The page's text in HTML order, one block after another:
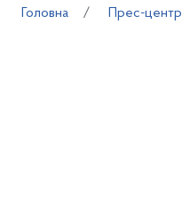
Головна Прес-центр